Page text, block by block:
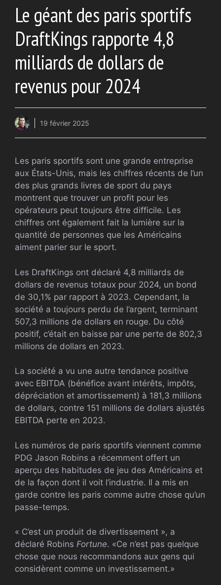
Le géant des paris sportifs
DraftKings rapporte 4,8
milliards de dollars de
revenus pour 2024
19 février 2025
Les paris sportifs sont une grande entreprise
aux États-Unis, mais les chiffres récents de l’un
des plus grands livres de sport du pays
montrent que trouver un profit pour les
opérateurs peut toujours être difficile. Les
chiffres ont également fait la lumière sur la
quantité de personnes que les Américains
aiment parier sur le sport.
Les DraftKings ont déclaré 4,8 milliards de
dollars de revenus totaux pour 2024, un bond
de 30,1% par rapport à 2023. Cependant, la
société a toujours perdu de l’argent, terminant
507,3 millions de dollars en rouge. Du côté
positif, c’était en baisse par une perte de 802,3
millions de dollars en 2023.
La société a vu une autre tendance positive
avec EBITDA (bénéfice avant intérêts, impôts,
dépréciation et amortissement) à 181,3 millions
de dollars, contre 151 millions de dollars ajustés
EBITDA perte en 2023.
Les numéros de paris sportifs viennent comme
PDG Jason Robins a récemment offert un
aperçu des habitudes de jeu des Américains et
de la façon dont il voit l’industrie. Il a mis en
garde contre les paris comme autre chose qu’un
passe-temps.
« C’est un produit de divertissement », a
déclaré Robins Fortune. «Ce n’est pas quelque
chose que nous recommandons aux gens qui
considèrent comme un investissement.»